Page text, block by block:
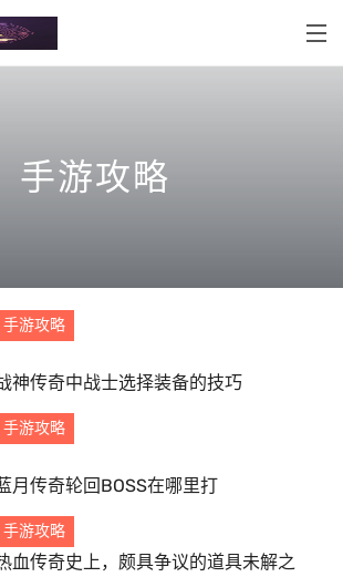
手游攻略
手游攻略
神传奇中战士选择装备的技巧
手游攻略
月传奇轮回BOSS在哪里打
手游攻略
血传奇史上，颇具争议的道具未解之